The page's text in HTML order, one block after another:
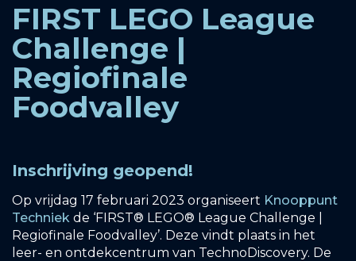
FIRST LEGO League
Challenge |
Regiofinale
Foodvalley
Inschrijving geopend!
Op vrijdag 17 februari 2023 organiseert Knooppunt
Techniek de ‘FIRST® LEGO® League Challenge |
Regiofinale Foodvalley’. Deze vindt plaats in het
leer- en ontdekcentrum van TechnoDiscovery. De